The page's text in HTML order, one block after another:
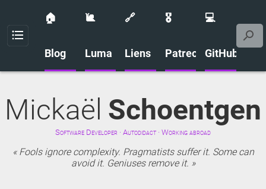
Menu
🏠
Blog
🐌
Luma
🔗
Liens
🎖️
Patreon
💻
GitHub
Mickaël Schoentgen
Software Developer · Autodidact · Working abroad
Fools ignore complexity. Pragmatists suffer it. Some can
avoid it. Geniuses remove it.